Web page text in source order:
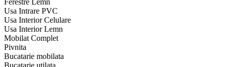
Usa Intrare PVC
Usa Interior Celulare
Usa Interior Lemn
Mobilat Complet
Pivnita
Bucatarie mobilata
Bucatarie utilata